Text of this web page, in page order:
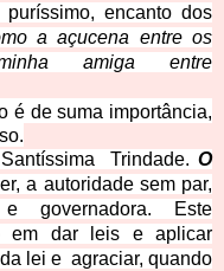
encanto dos
a açucena entre os
amiga entre
éde suma importância,
Santíssima Trindade. O
a autoridade sem par,
e
governadora.
Este
em dar leis e aplicar
lei e agraciar, quando